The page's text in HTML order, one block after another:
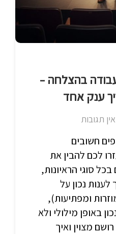
עבודה בהצלחה –
ענק אחד
אין תגובות
חשובים
לכם להבין את
סוגי הראיונות,
נכון על
ומפתיעות),
באופן מילולי ולא
מצוין ואיך